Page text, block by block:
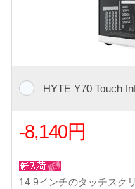
HYTE Y70 Touch
-8,140円
14.9インチのタッチスク